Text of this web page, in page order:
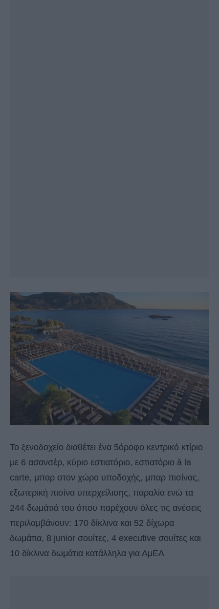
Το ξενοδοχείο διαθέτει ένα 5όροφο κεντρικό κτίριο
με 6 ασανσέρ, κύριο εστιατόριο, εστιατόριο à la
carte, μπαρ στον χώρο υποδοχής, μπαρ πισίνας,
εξωτερική πισίνα υπερχείλισης, παραλία ενώ τα
244 δωμάτιά του όπου παρέχουν όλες τις ανέσεις
περιλαμβάνουν: 170 δίκλινα και 52 δίχωρα
δωμάτια, 8 junior σουίτες, 4 executive σουίτες και
10 δίκλινα δωμάτια κατάλληλα για ΑμΕΑ